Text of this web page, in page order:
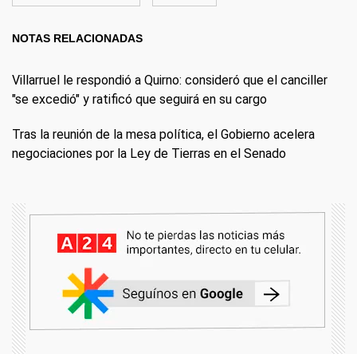
NOTAS RELACIONADAS
Villarruel le respondió a Quirno: consideró que el canciller
"se excedió" y ratificó que seguirá en su cargo
Tras la reunión de la mesa política, el Gobierno acelera
negociaciones por la Ley de Tierras en el Senado